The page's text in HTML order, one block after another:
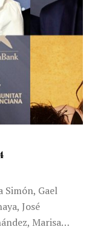
Simón, Gael
José
Marisa…